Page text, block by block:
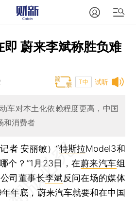
即 蔚来李斌称胜负难
试听
T中
车对本土化依赖程度更高，中国
和消费者
记者 安丽敏）“特斯拉Model3和
个？”1月23日，在蔚来汽车组
司董事长李斌反问在场的媒体
年底，蔚来汽车就要和在中国